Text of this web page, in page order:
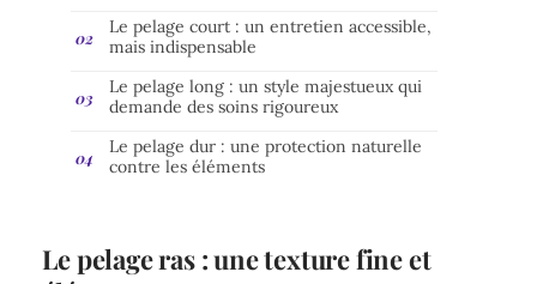
Le pelage court : un entretien accessible,
mais indispensable
Le pelage long : un style majestueux qui
demande des soins rigoureux
Le pelage dur : une protection naturelle
contre les éléments
Le pelage ras : une texture fine et